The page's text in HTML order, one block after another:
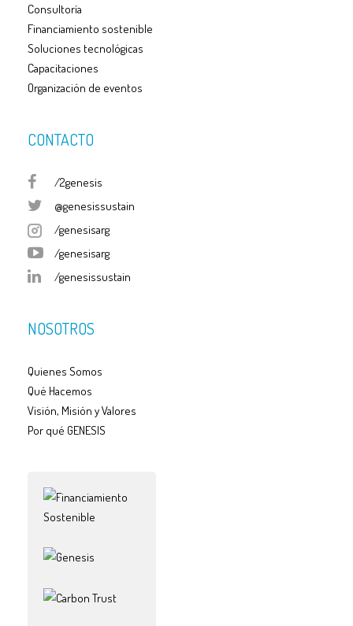
Consultoría
Financiamiento sostenible
Soluciones tecnológicas
Capacitaciones
Organización de eventos
CONTACTO
/2genesis
@genesissustain
/genesisarg
/genesisarg
/genesissustain
NOSOTROS
Quienes Somos
Qué Hacemos
Visión, Misión y Valores
Por qué GENESIS